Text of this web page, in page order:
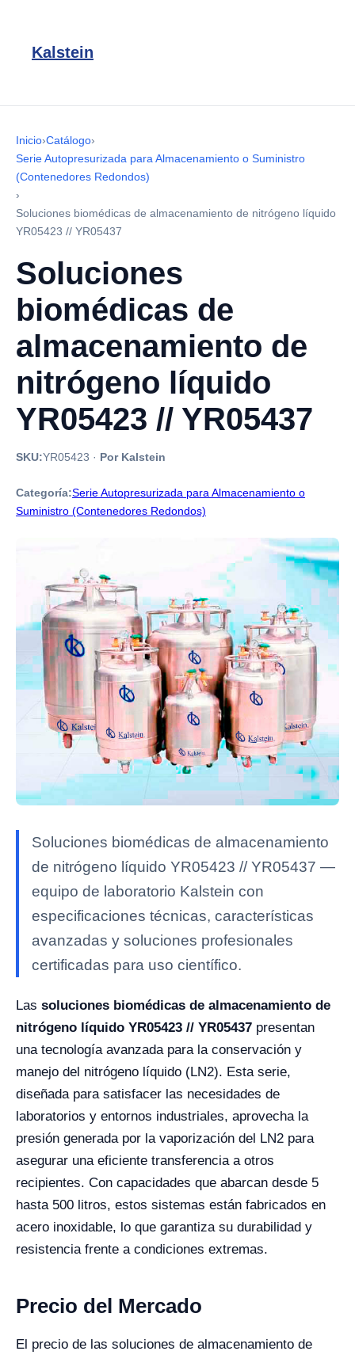
Kalstein
Inicio›Catálogo›
Serie Autopresurizada para Almacenamiento o Suministro
(Contenedores Redondos)
›
Soluciones biomédicas de almacenamiento de nitrógeno líquido
YR05423 // YR05437
Soluciones
biomédicas de
almacenamiento de
nitrógeno líquido
YR05423 // YR05437
SKU:YR05423 · Por Kalstein
Categoría:Serie Autopresurizada para Almacenamiento o
Suministro (Contenedores Redondos)
Soluciones biomédicas de almacenamiento
de nitrógeno líquido YR05423 // YR05437 —
equipo de laboratorio Kalstein con
especificaciones técnicas, características
avanzadas y soluciones profesionales
certificadas para uso científico.
Las soluciones biomédicas de almacenamiento de
nitrógeno líquido YR05423 // YR05437 presentan
una tecnología avanzada para la conservación y
manejo del nitrógeno líquido (LN2). Esta serie,
diseñada para satisfacer las necesidades de
laboratorios y entornos industriales, aprovecha la
presión generada por la vaporización del LN2 para
asegurar una eficiente transferencia a otros
recipientes. Con capacidades que abarcan desde 5
hasta 500 litros, estos sistemas están fabricados en
acero inoxidable, lo que garantiza su durabilidad y
resistencia frente a condiciones extremas.
Precio del Mercado
El precio de las soluciones de almacenamiento de